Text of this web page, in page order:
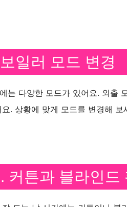
일러 모드 변경
는 다양한 모드가 있어요. 외출
요. 상황에 맞게 모드를 변경해 보
커튼과 블라인드